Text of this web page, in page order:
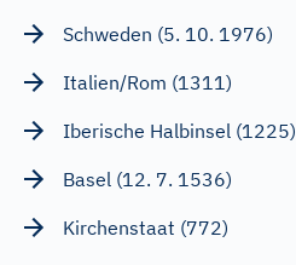
Schweden (5. 10. 1976)
Italien/Rom (1311)
Iberische Halbinsel (1225)
Basel (12. 7. 1536)
Kirchenstaat (772)